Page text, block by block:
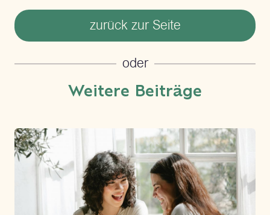
zurück zur Seite
oder
Weitere Beiträge